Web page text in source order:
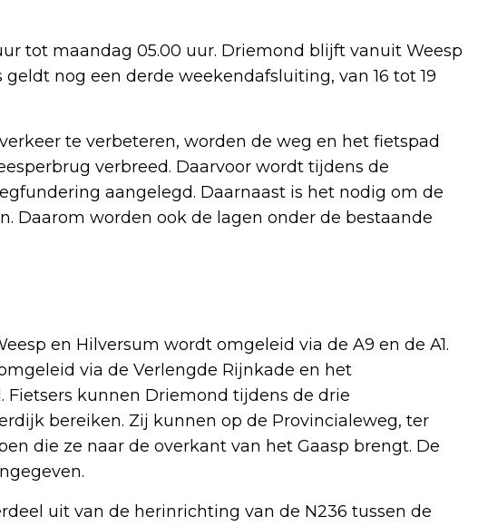
tot maandag 05.00 uur. Driemond blijft vanuit Weesp
nog een derde weekendafsluiting, van 16 tot 19
te verbeteren, worden de weg en het fietspad
verbreed. Daarvoor wordt tijdens de
aangelegd. Daarnaast is het nodig om de
Daarom worden ook de lagen onder de bestaande
en Hilversum wordt omgeleid via de A9 en de A1.
via de Verlengde Rijnkade en het
Fietsers kunnen Driemond tijdens de drie
bereiken. Zij kunnen op de Provincialeweg, ter
die ze naar de overkant van het Gaasp brengt. De
uit van de herinrichting van de N236 tussen de